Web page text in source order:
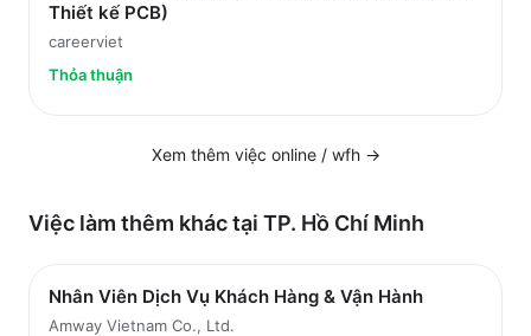
Thiết kế PCB)
careerviet
Thỏa thuận
Xem thêm việc online / wfh→
Việc làm thêm khác tại TP. Hồ Chí Minh
Nhân Viên Dịch Vụ Khách Hàng & Vận Hành
Amway Vietnam Co., Ltd.